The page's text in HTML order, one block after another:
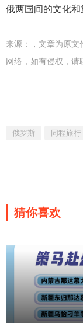
俄两国间的文化和
来源：
，文章为原
网络，如有侵权，
俄罗斯 同程旅行
猜你喜欢